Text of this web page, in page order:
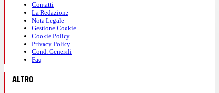
Contatti
La Redazione
Nota Legale
Gestione Cookie
Cookie Policy
Privacy Policy
Cond. Generali
Faq
ALTRO